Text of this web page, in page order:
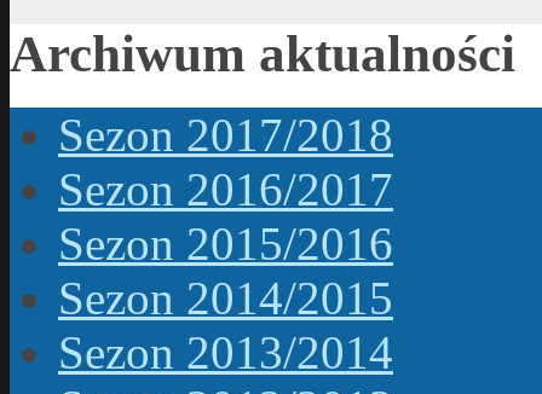
Archiwum aktualności
Sezon 2017/2018
Sezon 2016/2017
Sezon 2015/2016
Sezon 2014/2015
Sezon 2013/2014